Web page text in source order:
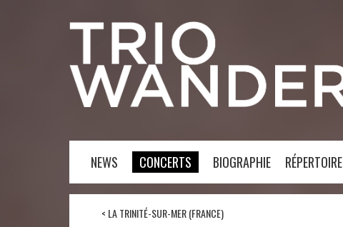
NEWS CONCERTS BIOGRAPHIE RÉPERTOIRE
< LA TRINITÉ-SUR-MER (FRANCE)